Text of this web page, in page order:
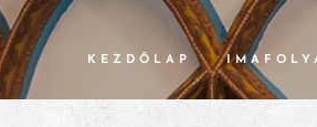
KEZDŐLAP